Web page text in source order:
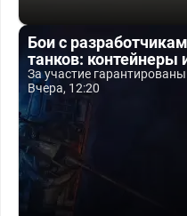
Бои с
танков: контейнеры
За участие
Вчера, 12:20